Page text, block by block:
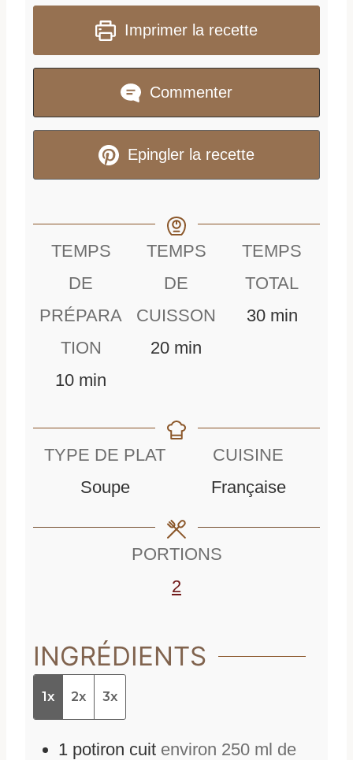
Imprimer la recette
Commenter
Epingler la recette
TEMPS
DE
PRÉPARA
TION
10m
n
u
min
TEMPS
DE
CUISSON
20m
u
s
min
TEMPS
TOTAL
30m
t
e
min
TYPE DE PLAT
Soupe
CUISINE
Française
PORTIONS
2
INGRÉDIENTS
1x 2x 3x
1 potiron cuit environ 250 ml de